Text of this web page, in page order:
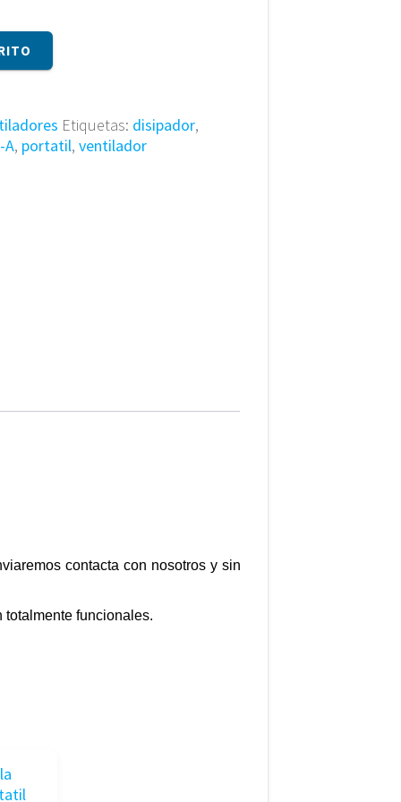
Etiquetas: disipador,
A, portatil, ventilador
contacta con nosotros y sin
totalmente funcionales.